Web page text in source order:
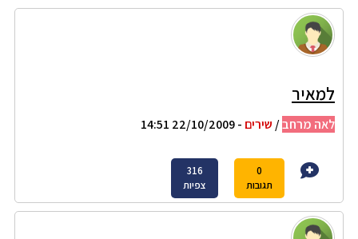
למאיר
לאה מרחב/ שירים - 22/10/2009 14:51
0
תגובות
316
צפיות